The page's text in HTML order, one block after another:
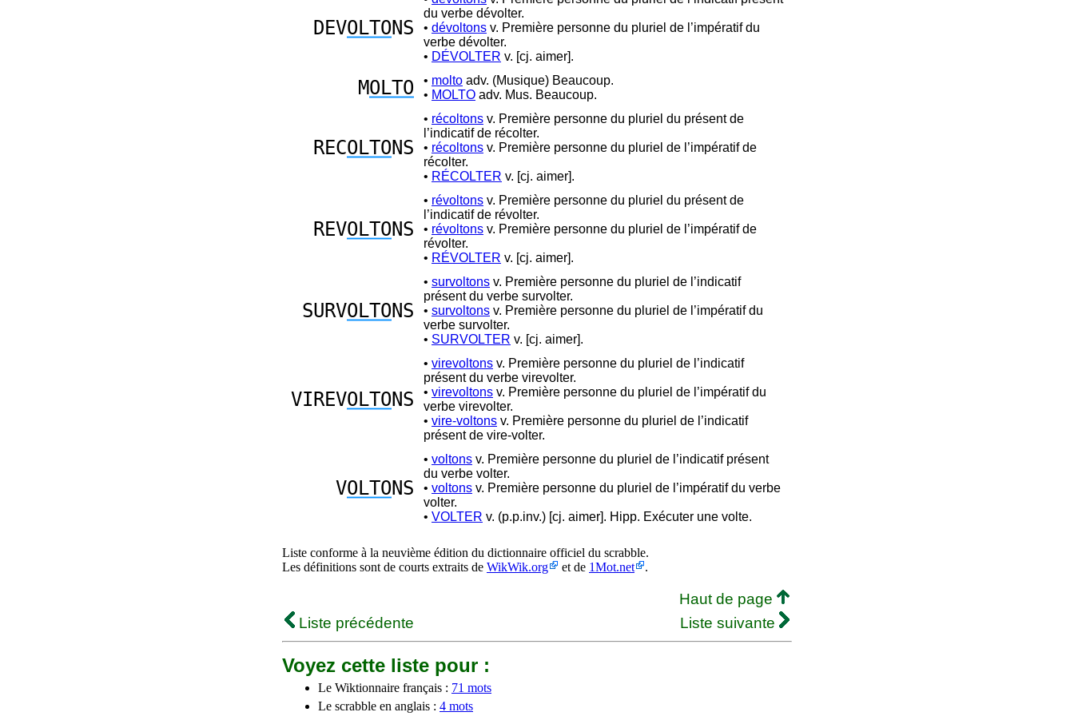
DEVOLTONS
du verbe dévolter.
• dévoltons v. Première personne du pluriel de l’impératif du
verbe dévolter.
• DÉVOLTER v. [cj. aimer].
MOLTO • molto adv. (Musique) Beaucoup.
• MOLTO adv. Mus. Beaucoup.
RECOLTONS
• récoltons v. Première personne du pluriel du présent de
l’indicatif de récolter.
• récoltons v. Première personne du pluriel de l’impératif de
récolter.
• RÉCOLTER v. [cj. aimer].
REVOLTONS
• révoltons v. Première personne du pluriel du présent de
l’indicatif de révolter.
• révoltons v. Première personne du pluriel de l’impératif de
révolter.
• RÉVOLTER v. [cj. aimer].
SURVOLTONS
• survoltons v. Première personne du pluriel de l’indicatif
présent du verbe survolter.
• survoltons v. Première personne du pluriel de l’impératif du
verbe survolter.
• SURVOLTER v. [cj. aimer].
VIREVOLTONS
• virevoltons v. Première personne du pluriel de l’indicatif
présent du verbe virevolter.
• virevoltons v. Première personne du pluriel de l’impératif du
verbe virevolter.
• vire-voltons v. Première personne du pluriel de l’indicatif
présent de vire-volter.
VOLTONS
• voltons v. Première personne du pluriel de l’indicatif présent
du verbe volter.
• voltons v. Première personne du pluriel de l’impératif du verbe
volter.
• VOLTER v. (p.p.inv.) [cj. aimer]. Hipp. Exécuter une volte.
Liste conforme à la neuvième édition du dictionnaire officiel du scrabble.
Les définitions sont de courts extraits de WikWik.org et de 1Mot.net .
Haut de page
Liste précédente
Liste suivante
Voyez cette liste pour :
Le Wiktionnaire français : 71 mots
Le scrabble en anglais : 4 mots